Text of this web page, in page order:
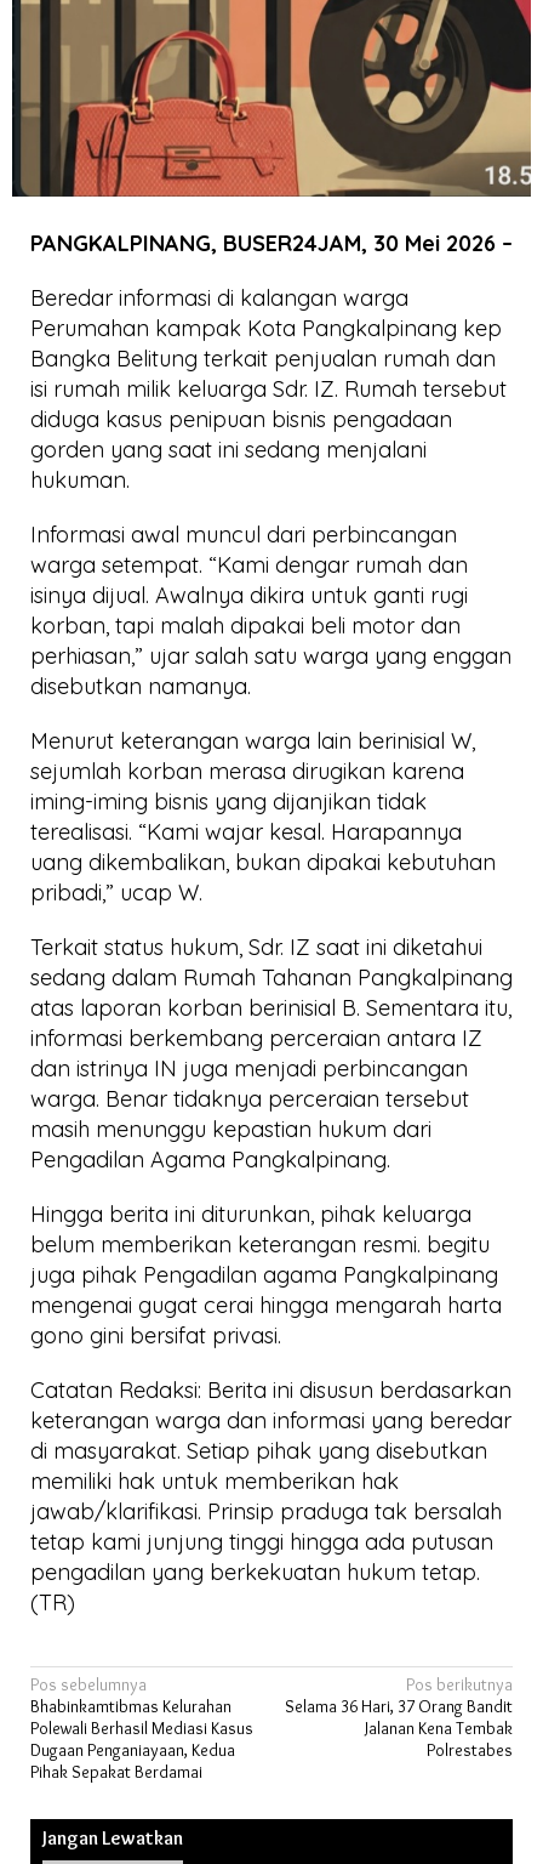
PANGKALPINANG, BUSER24JAM, 30 Mei 2026 –
Beredar informasi di kalangan warga
Perumahan kampak Kota Pangkalpinang kep
Bangka Belitung terkait penjualan rumah dan
isi rumah milik keluarga Sdr. IZ. Rumah tersebut
diduga kasus penipuan bisnis pengadaan
gorden yang saat ini sedang menjalani
hukuman.
Informasi awal muncul dari perbincangan
warga setempat. “Kami dengar rumah dan
isinya dijual. Awalnya dikira untuk ganti rugi
korban, tapi malah dipakai beli motor dan
perhiasan,” ujar salah satu warga yang enggan
disebutkan namanya.
Menurut keterangan warga lain berinisial W,
sejumlah korban merasa dirugikan karena
iming-iming bisnis yang dijanjikan tidak
terealisasi. “Kami wajar kesal. Harapannya
uang dikembalikan, bukan dipakai kebutuhan
pribadi,” ucap W.
Terkait status hukum, Sdr. IZ saat ini diketahui
sedang dalam Rumah Tahanan Pangkalpinang
atas laporan korban berinisial B. Sementara itu,
informasi berkembang perceraian antara IZ
dan istrinya IN juga menjadi perbincangan
warga. Benar tidaknya perceraian tersebut
masih menunggu kepastian hukum dari
Pengadilan Agama Pangkalpinang.
Hingga berita ini diturunkan, pihak keluarga
belum memberikan keterangan resmi. begitu
juga pihak Pengadilan agama Pangkalpinang
mengenai gugat cerai hingga mengarah harta
gono gini bersifat privasi.
Catatan Redaksi: Berita ini disusun berdasarkan
keterangan warga dan informasi yang beredar
di masyarakat. Setiap pihak yang disebutkan
memiliki hak untuk memberikan hak
jawab/klarifikasi. Prinsip praduga tak bersalah
tetap kami junjung tinggi hingga ada putusan
pengadilan yang berkekuatan hukum tetap.
(TR)
Navigasi
pos
Pos sebelumnya
Bhabinkamtibmas Kelurahan
Polewali Berhasil Mediasi Kasus
Dugaan Penganiayaan, Kedua
Pihak Sepakat Berdamai
Pos berikutnya
Selama 36 Hari, 37 Orang Bandit
Jalanan Kena Tembak
Polrestabes
Jangan Lewatkan